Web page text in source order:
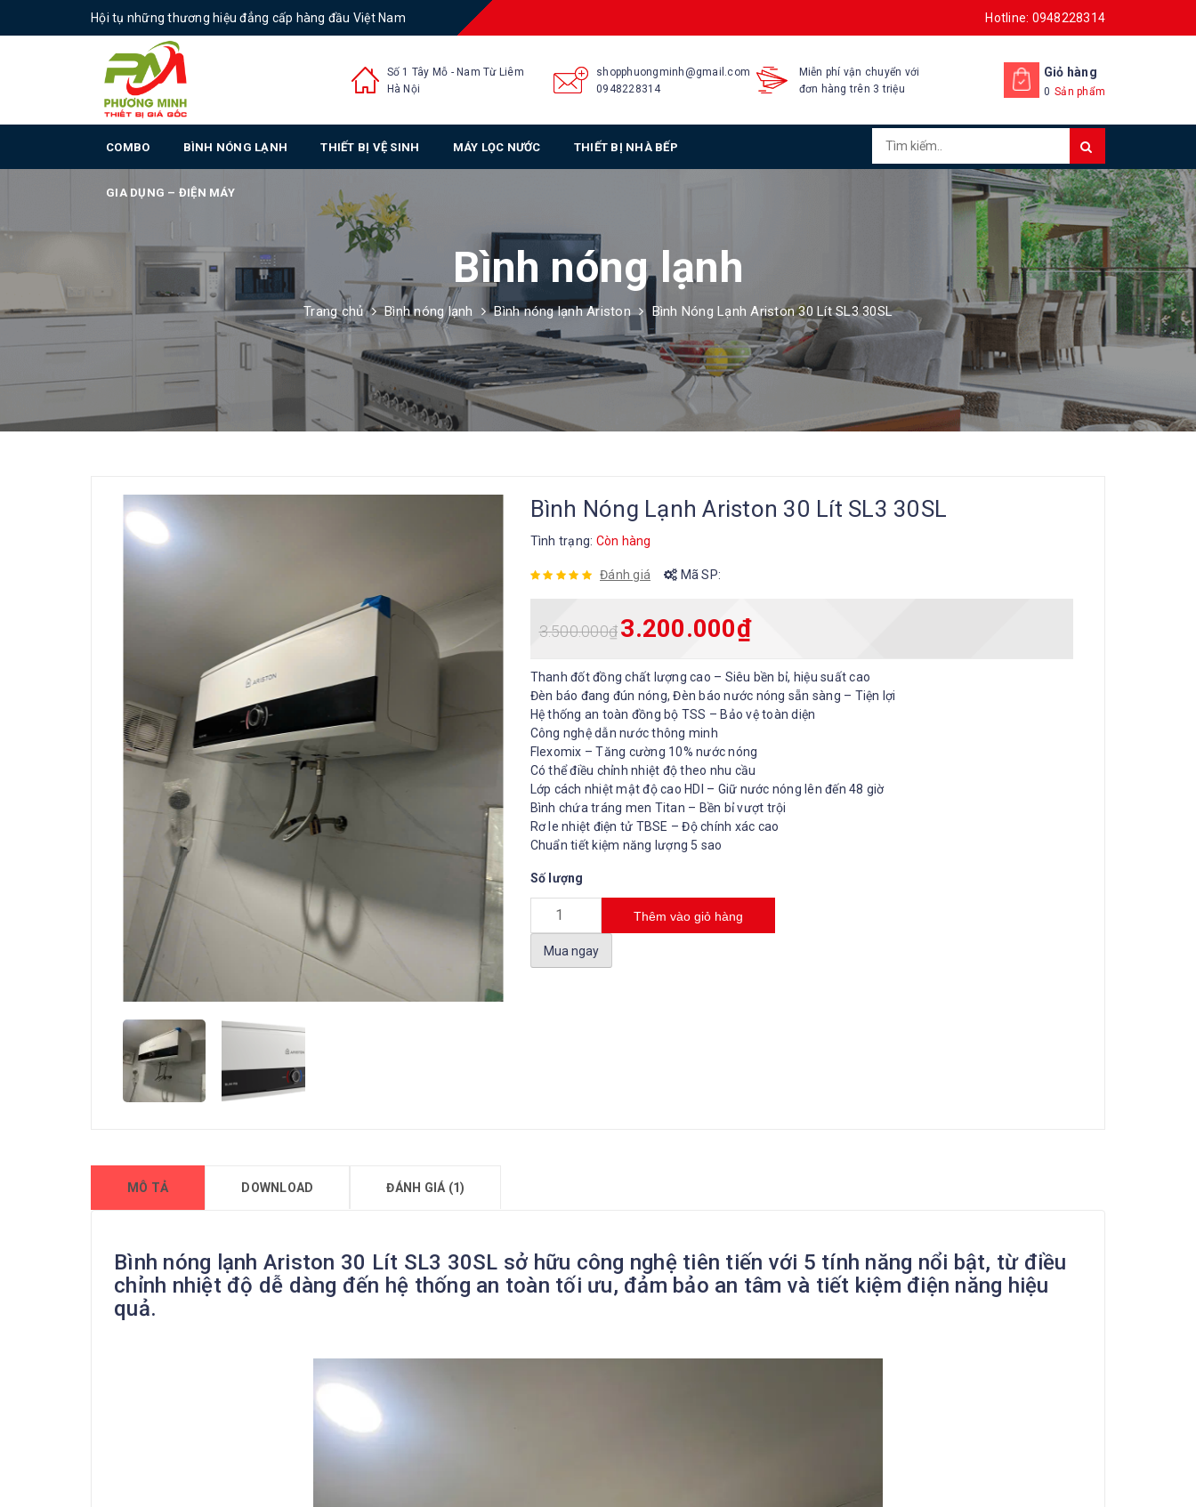
Hội tụ những thương hiệu đẳng cấp hàng đầu Việt Nam Hotline: 0948228314
Số 1 Tây Mỗ - Nam Từ Liêm
Hà Nội
shopphuongminh@gmail.com
0948228314
Miễn phí vận chuyển với
đơn hàng trên 3 triệu
Giỏ hàng
0 Sản phẩm
COMBO BÌNH NÓNG LẠNH THIẾT BỊ VỆ SINH MÁY LỌC NƯỚC THIẾT BỊ NHÀ BẾP
GIA DỤNG – ĐIỆN MÁY
Bình nóng lạnh
Trang chủ Bình nóng lạnh Bình nóng lạnh Ariston Bình Nóng Lạnh Ariston 30 Lít SL3 30SL
Bình Nóng Lạnh Ariston 30 Lít SL3 30SL
Tình trạng: Còn hàng
Đánh giá Mã SP:
3.500.000₫3.200.000₫
Thanh đốt đồng chất lượng cao – Siêu bền bỉ, hiệu suất cao
Đèn báo đang đún nóng, Đèn báo nước nóng sẵn sàng – Tiện lợi
Hệ thống an toàn đồng bộ TSS – Bảo vệ toàn diện
Công nghệ dẫn nước thông minh
Flexomix – Tăng cường 10% nước nóng
Có thể điều chỉnh nhiệt độ theo nhu cầu
Lớp cách nhiệt mật độ cao HDI – Giữ nước nóng lên đến 48 giờ
Bình chứa tráng men Titan – Bền bỉ vượt trội
Rơ le nhiệt điện tử TBSE – Độ chính xác cao
Chuẩn tiết kiệm năng lượng 5 sao
Số lượng
Thêm vào giỏ hàng
Mua ngay
MÔ TẢ DOWNLOAD ĐÁNH GIÁ (1)
Bình nóng lạnh Ariston 30 Lít SL3 30SL sở hữu công nghệ tiên tiến với 5 tính năng nổi bật, từ điều
chỉnh nhiệt độ dễ dàng đến hệ thống an toàn tối ưu, đảm bảo an tâm và tiết kiệm điện năng hiệu
quả.